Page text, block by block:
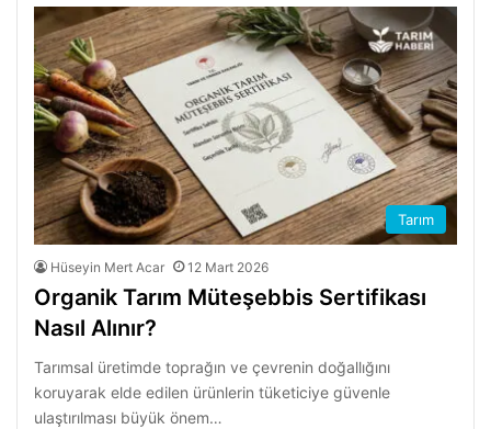
Tarım
Hüseyin Mert Acar 12 Mart 2026
Organik Tarım Müteşebbis Sertifikası
Nasıl Alınır?
Tarımsal üretimde toprağın ve çevrenin doğallığını
koruyarak elde edilen ürünlerin tüketiciye güvenle
ulaştırılması büyük önem…